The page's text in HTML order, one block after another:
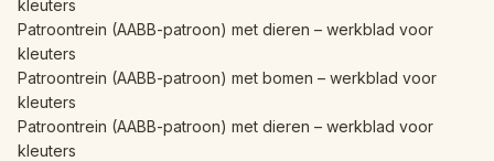
kleuters
Patroontrein (AABB-patroon) met dieren – werkblad voor
kleuters
Patroontrein (AABB-patroon) met bomen – werkblad voor
kleuters
Patroontrein (AABB-patroon) met dieren – werkblad voor
kleuters